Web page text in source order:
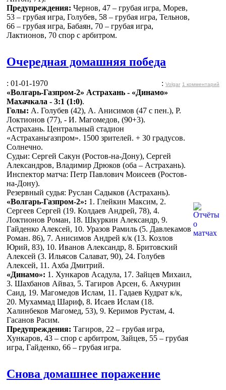
Предупреждения: Чернов, 47 – грубая игра, Морев,
53 – грубая игра, Голубев, 58 – грубая игра, Тельнов,
66 – грубая игра, Бабаян, 70 – грубая игра,
Лактионов, 70 спор с арбитром.
Очередная домашняя победа
: 01-01-1970 : Volgar 1 комментарий
«Волгарь-Газпром-2» Астрахань - «Динамо»
Махачкала - 3:1 (1:0).
Голы: А. Голубев (42), А. Анисимов (47 с пен.), Р.
Локтионов (77), - И. Магомедов, (90+3).
Астрахань. Центральный стадион
«Астраханьгазпром». 1500 зрителей. + 30 градусов.
Солнечно.
Судьи: Сергей Сакун (Ростов-на-Дону), Сергей
Александров, Владимир Дрюков (оба – Астрахань).
Инспектор матча: Петр Павлович Моисеев (Ростов-
на-Дону).
Резервный судья: Руслан Садыков (Астрахань).
«Волгарь-Газпром-2»: 1. Глейкин Максим, 2.
Сергеев Сергей (19. Колдаев Андрей, 78), 4.
Локтионов Роман, 18. Шкуркин Александр, 9.
Гайденко Алексей, 10. Уразов Рамиль (5. Давлекамов
Роман. 86), 7. Анисимов Андрей к/к (13. Козлов
Юрий, 83), 10. Иванов Александр, 8. Бритовский
Алексей (3. Ильясов Салават, 90), 24. Голубев
Алексей, 11. Ахба Дмитрий.
«Динамо»: 1. Хункаров Асадула, 17. Зайцев Михаил,
3. Шахбанов Айваз, 5. Тагиров Арсен, 6. Акчурин
Саид, 19. Магомедов Ислам, 11. Гадаев Кудрат к/к,
20. Мухаммад Шариф, 8. Исаев Ислам (18.
Халинбеков Магомед, 53), 9. Керимов Рустам, 4.
Гасанов Расим.
Предупреждения: Тагиров, 22 – грубая игра,
Хункаров, 43 – спор с арбитром, Зайцев, 55 – грубая
игра, Гайденко, 66 – грубая игра.
Снова домашнее поражение